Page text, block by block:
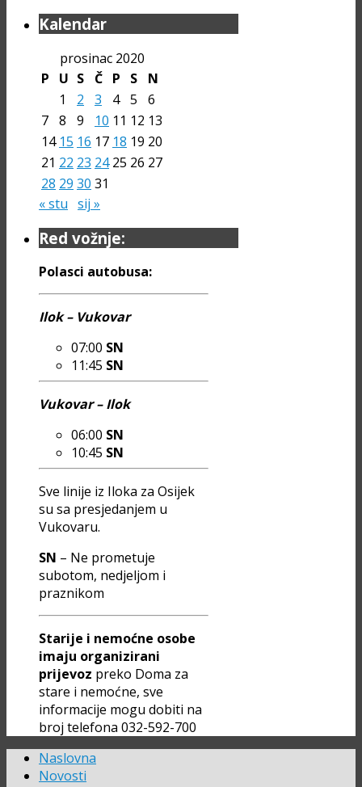
Kalendar
prosinac 2020
P
U S Č P S
N
1
2 3 4 5
6
7 8 9 10 11 12 13
14 15 16 17 18 19 20
21 22 23 24 25 26 27
28 29 30 31
« stu sij »
Red vožnje:
Polasci autobusa:
Ilok – Vukovar
07:00 SN
11:45 SN
Vukovar – Ilok
06:00 SN
10:45 SN
Sve linije iz Iloka za Osijek
su sa presjedanjem u
Vukovaru.
SN – Ne prometuje
subotom, nedjeljom i
praznikom
Starije i nemoćne osobe
imaju organizirani
prijevoz preko Doma za
stare i nemoćne, sve
informacije mogu dobiti na
broj telefona 032-592-700
Naslovna
Novosti